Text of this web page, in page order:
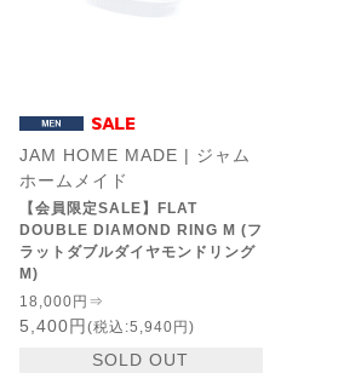
JAM HOME MADE | ジャム
ホームメイド
【会員限定SALE】FLAT
DOUBLE DIAMOND RING M (フ
ラットダブルダイヤモンドリング
M)
18,000円⇒
5,400円 (税込:5,940円)
SOLD OUT